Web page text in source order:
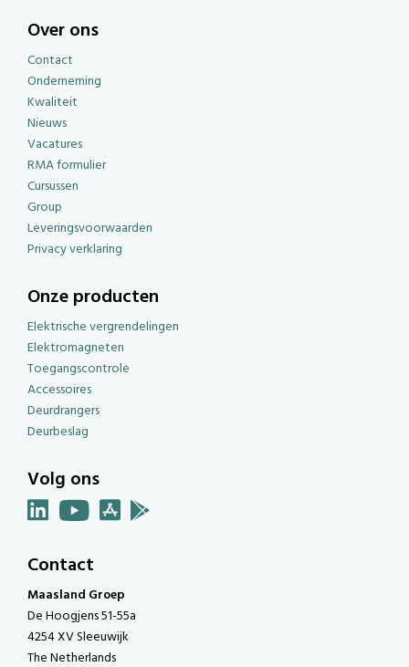
Over ons
Contact
Onderneming
Kwaliteit
Nieuws
Vacatures
RMA formulier
Cursussen
Group
Leveringsvoorwaarden
Privacy verklaring
Onze producten
Elektrische vergrendelingen
Elektromagneten
Toegangscontrole
Accessoires
Deurdrangers
Deurbeslag
Volg ons
Contact
Maasland Groep
De Hoogjens 51-55a
4254 XV Sleeuwijk
The Netherlands